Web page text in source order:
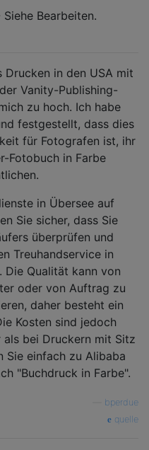
Bearbeiten.
Drucken in den USA mit
Vanity-Publishing-
zu hoch. Ich habe
festgestellt, dass dies
für Fotografen ist, ihr
Fotobuch in Farbe
in Übersee auf
Sie sicher, dass Sie
überprüfen und
Treuhandservice in
Die Qualität kann von
oder von Auftrag zu
daher besteht ein
Kosten sind jedoch
als bei Druckern mit Sitz
Sie einfach zu Alibaba
"Buchdruck in Farbe".
bperdue
quelle